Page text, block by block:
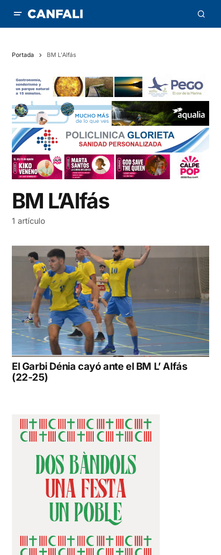
Portada BM L'Alfás
BM L’Alfás
1 artículo
El Garbi Dénia cayó ante el BM L’ Alfás
(22-25)